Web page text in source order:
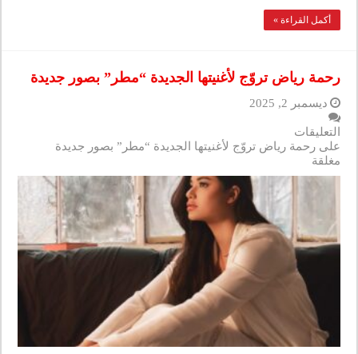
أكمل القراءة »
رحمة رياض تروّج لأغنيتها الجديدة “مطر” بصور جديدة
ديسمبر 2, 2025
التعليقات
على رحمة رياض تروّج لأغنيتها الجديدة “مطر” بصور جديدة
مغلقة